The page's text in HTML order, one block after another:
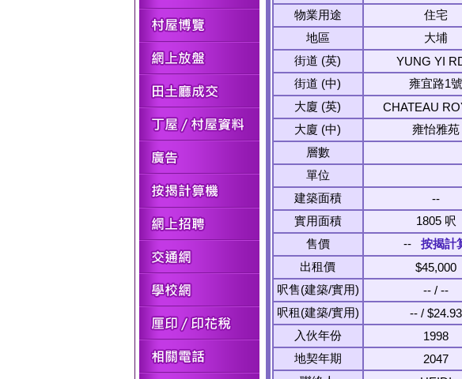
物業用途
住宅
地區
大埔
街道 (英)
YUNG YI
街道 (中)
雍宜路1號
大廈 (英)
CHATEAU
大廈 (中)
雍怡雅苑
層數
單位
建築面積
--
實用面積
1805 呎
售價
-- 按揭計
出租價
$45,000
呎售(建築/實用)
-- / --
呎租(建築/實用)
-- / $24.93
入伙年份
1998
地契年期
2047